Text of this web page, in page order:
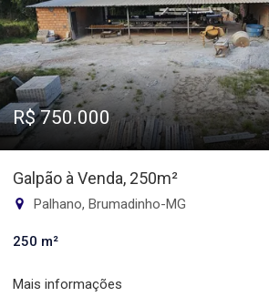
R$ 750.000
Galpão à Venda, 250m²
Palhano, Brumadinho-MG
250 m²
Mais informações